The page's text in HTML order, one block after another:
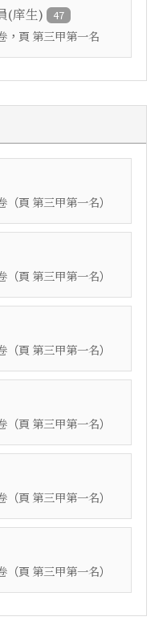
(庠生) 47
，頁 第三甲第一名
（頁 第三甲第一名）
（頁 第三甲第一名）
（頁 第三甲第一名）
（頁 第三甲第一名）
（頁 第三甲第一名）
（頁 第三甲第一名）